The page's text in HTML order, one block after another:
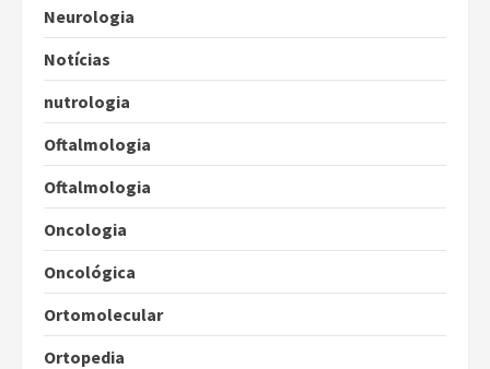
Neurologia
Notícias
nutrologia
Oftalmologia
Oftalmologia
Oncologia
Oncológica
Ortomolecular
Ortopedia